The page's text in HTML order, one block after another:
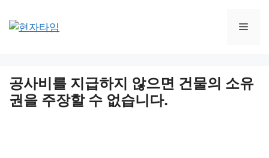
공사비를 지급하지 않으면 건물의 소유
권을 주장할 수 없습니다.